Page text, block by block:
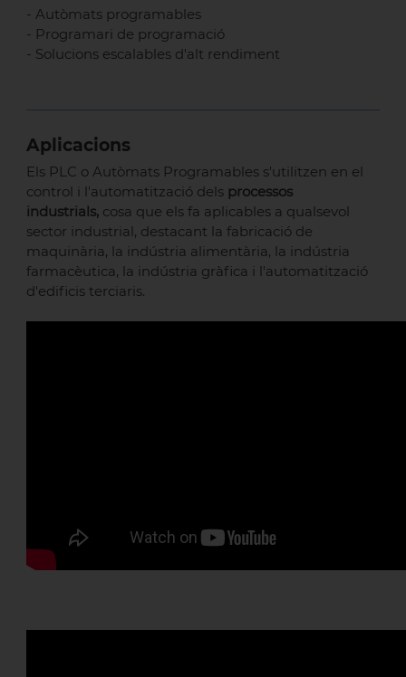
- Autòmats programables
- Programari de programació
- Solucions escalables d'alt rendiment
Aplicacions
Els PLC o Autòmats Programables s'utilitzen en el
control i l'automatització dels processos
industrials, cosa que els fa aplicables a qualsevol
sector industrial, destacant la fabricació de
maquinària, la indústria alimentària, la indústria
farmacèutica, la indústria gràfica i l'automatització
d'edificis terciaris.